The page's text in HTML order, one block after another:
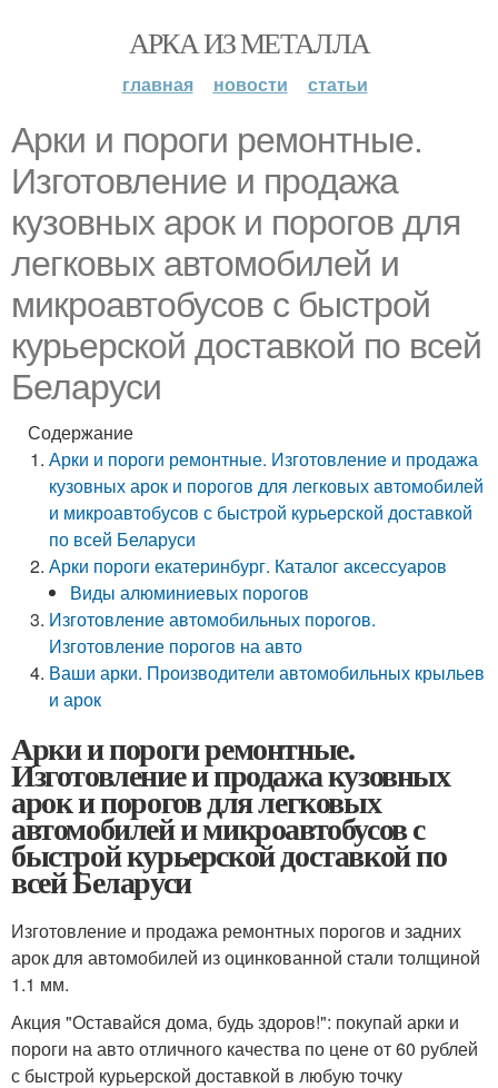
АРКА ИЗ МЕТАЛЛА
главная новости статьи
Арки и пороги ремонтные.
Изготовление и продажа
кузовных арок и порогов для
легковых автомобилей и
микроавтобусов с быстрой
курьерской доставкой по всей
Беларуси
Содержание
Арки и пороги ремонтные. Изготовление и продажа
кузовных арок и порогов для легковых автомобилей
и микроавтобусов с быстрой курьерской доставкой
по всей Беларуси
Арки пороги екатеринбург. Каталог аксессуаров
Виды алюминиевых порогов
Изготовление автомобильных порогов.
Изготовление порогов на авто
Ваши арки. Производители автомобильных крыльев
и арок
Арки и пороги ремонтные.
Изготовление и продажа кузовных
арок и порогов для легковых
автомобилей и микроавтобусов с
быстрой курьерской доставкой по
всей Беларуси
Изготовление и продажа ремонтных порогов и задних
арок для автомобилей из оцинкованной стали толщиной
1.1 мм.
Акция "Оставайся дома, будь здоров!": покупай арки и
пороги на авто отличного качества по цене от 60 рублей
с быстрой курьерской доставкой в любую точку